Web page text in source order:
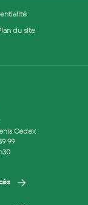
du site
Cedex
99